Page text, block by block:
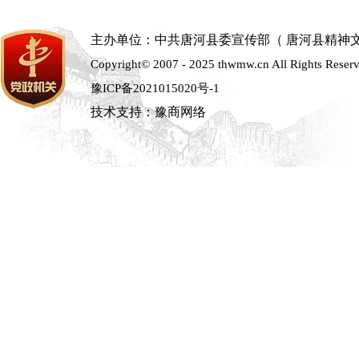
主办单位：中共唐河县委宣传部（ 唐河县精神
Copyright© 2007 - 2025 thwmw.cn All Rights
豫ICP备2021015020号-1
技术支持：豫商网络